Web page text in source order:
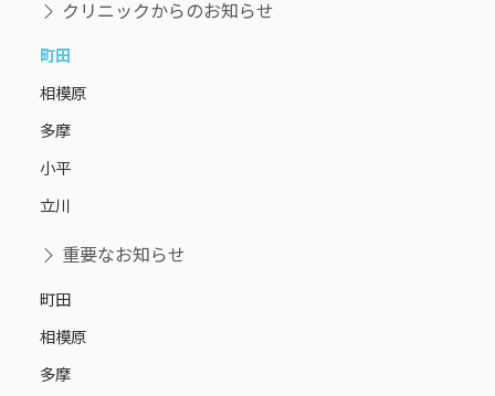
クリニックからのお知らせ
町田
相模原
多摩
小平
立川
重要なお知らせ
町田
相模原
多摩